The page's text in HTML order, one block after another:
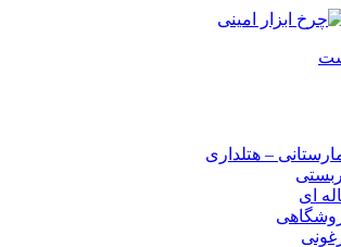
– هتلداری
ای